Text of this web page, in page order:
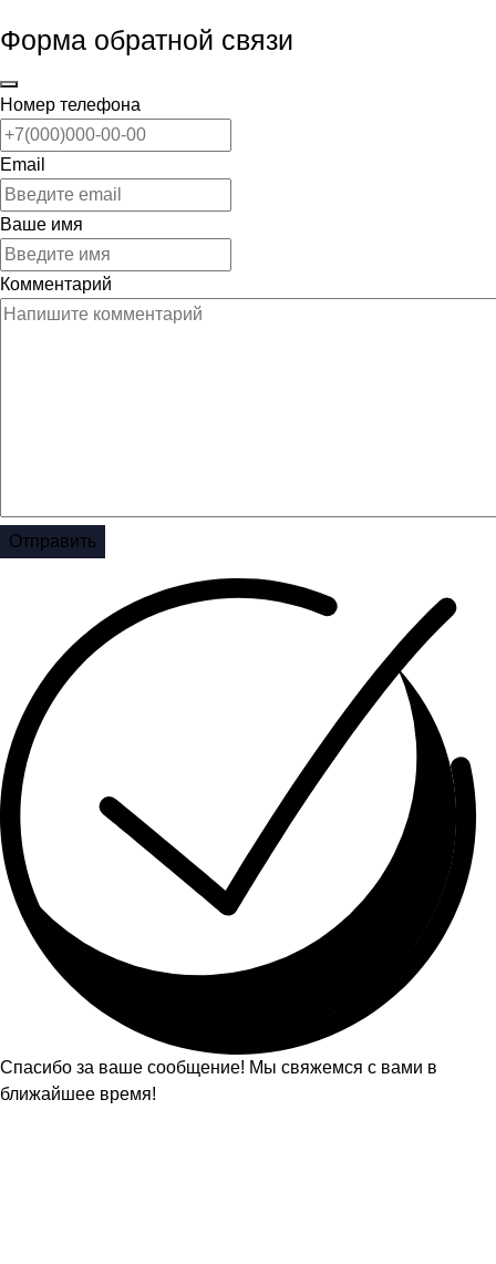
Форма обратной связи
Номер телефона
Email
Ваше имя
Комментарий
Отправить
Спасибо за ваше сообщение! Мы свяжемся с вами в
ближайшее время!